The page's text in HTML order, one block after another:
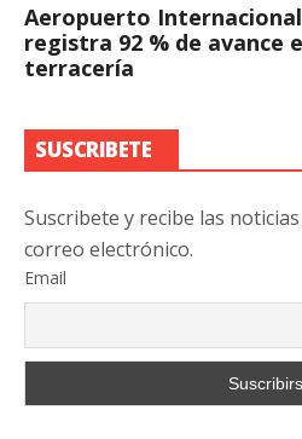
Aeropuerto
registra 92 % de avance
terracería
SUSCRIBETE
Suscribete y recibe las
correo electrónico.
Email